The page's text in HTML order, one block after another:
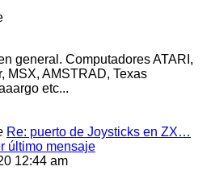
general. Computadores ATARI,
MSX, AMSTRAD, Texas
etc...
Re: puerto de Joysticks en ZX…
último mensaje
12:44 am